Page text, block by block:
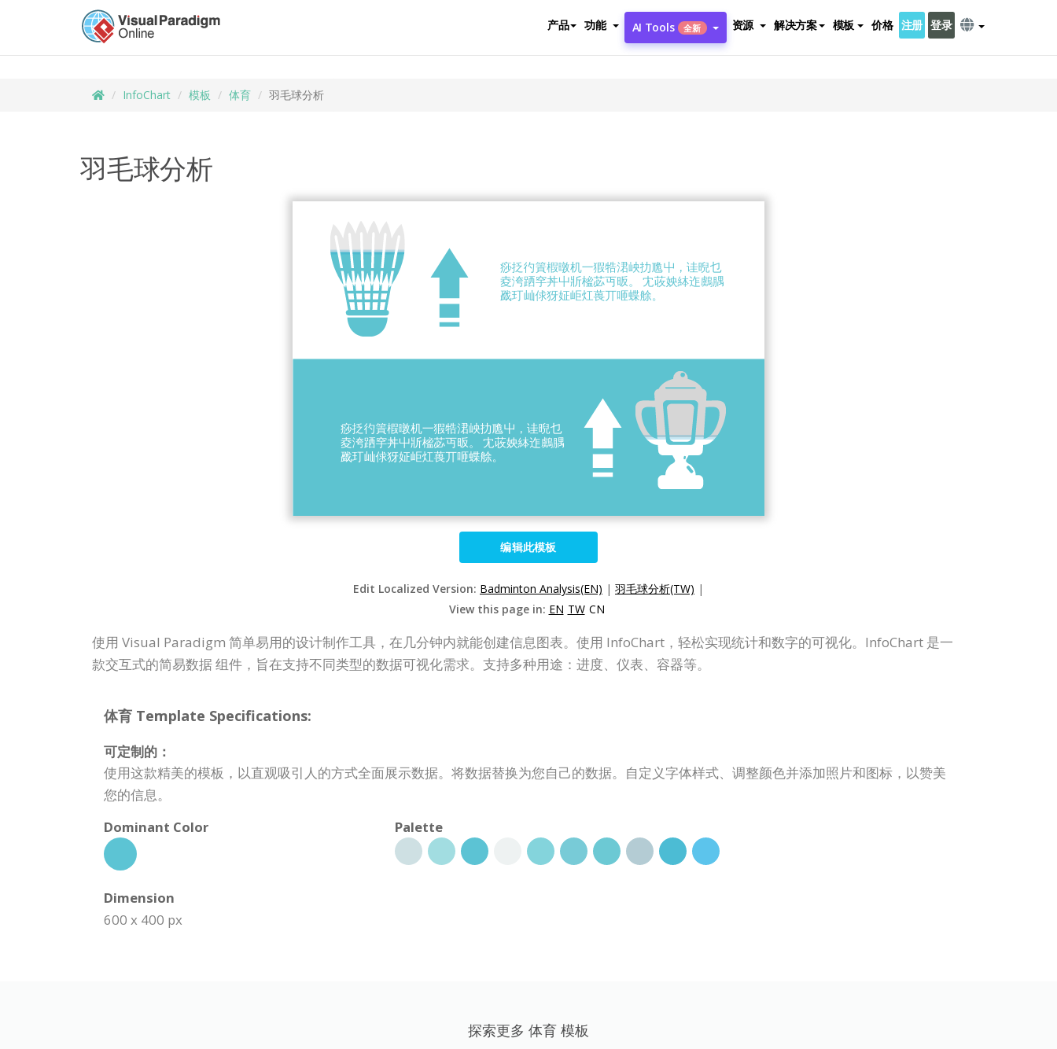
产品 功能 AI Tools 全新 资源 解决方案 模板 价格 注册 登录
InfoChart 模板 体育 羽毛球分析
羽毛球分析
编辑此模板
Edit Localized Version: Badminton Analysis(EN) | 羽毛球分析(TW) |
View this page in: EN TW CN
使用 Visual Paradigm 简单易用的设计制作工具，在几分钟内就能创建信息图表。使用 InfoChart，轻松实现统计和数字的可视化。InfoChart 是一
款交互式的简易数据 组件，旨在支持不同类型的数据可视化需求。支持多种用途：进度、仪表、容器等。
体育 Template Specifications:
可定制的：
使用这款精美的模板，以直观吸引人的方式全面展示数据。将数据替换为您自己的数据。自定义字体样式、调整颜色并添加照片和图标，以赞美
您的信息。
Dominant Color
Palette
Dimension
600 x 400 px
探索更多 体育 模板